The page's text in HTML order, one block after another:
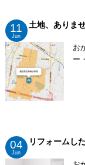
11
Jun
土地、ありま
お
ー
04
Jun
リフォームし